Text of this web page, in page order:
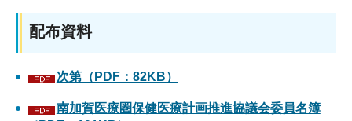
配布資料
次第（PDF：82KB）
南加賀医療圏保健医療計画推進協議会委員名簿